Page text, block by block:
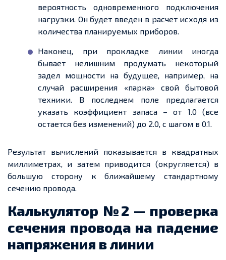
вероятность одновременного подключения
нагрузки. Он будет введен в расчет исходя из
количества планируемых приборов.
Наконец, при прокладке линии иногда
бывает нелишним продумать некоторый
задел мощности на будущее, например, на
случай расширения «парка» свой бытовой
техники. В последнем поле предлагается
указать коэффициент запаса – от 1.0 (все
остается без изменений) до 2.0, с шагом в 0.1.
Результат вычислений показывается в квадратных
миллиметрах, и затем приводится (округляется) в
большую сторону к ближайшему стандартному
сечению провода.
Калькулятор №2 — проверка
сечения провода на падение
напряжения в линии